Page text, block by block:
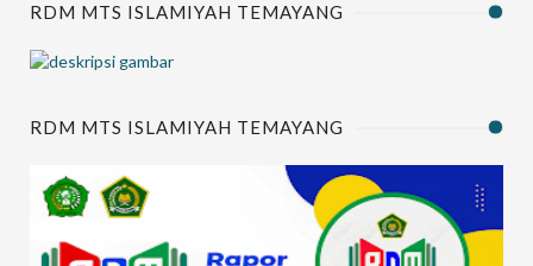
RDM MTS ISLAMIYAH TEMAYANG
RDM MTS ISLAMIYAH TEMAYANG